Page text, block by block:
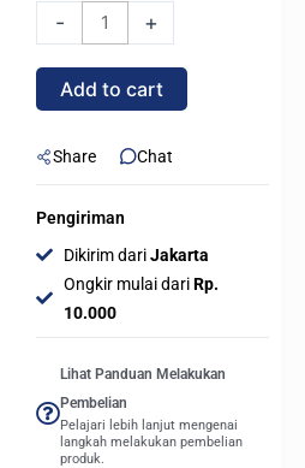
-
PRO
DDR4
16GB
-
quantity
+
Add to cart
Share Chat
Pengiriman
Dikirim dariJakarta
Ongkir mulai dariRp.
10.000
Lihat Panduan Melakukan
Pembelian
Pelajari lebih lanjut mengenai
langkah melakukan pembelian
produk.